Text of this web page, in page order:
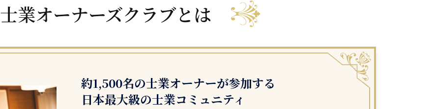
士業オーナーズクラブとは
約1,500名の士業オーナーが参加する
日本最大級の士業コミュニティ